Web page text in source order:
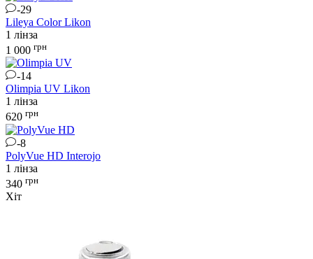
-29
Lileya ColorLikon
1 лінза
1 000 грн
-14
Olimpia UV Likon
1 лінза
620 грн
-8
PolyVue HD Interojo
1 лінза
340 грн
Хіт